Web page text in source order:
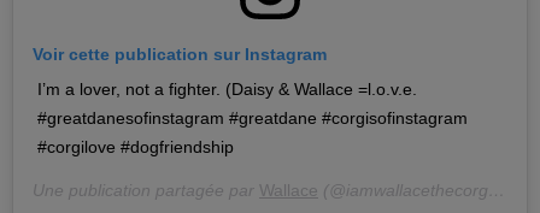
Voir cette publication sur Instagram
I’m a lover, not a fighter. (Daisy & Wallace =l.o.v.e.
#greatdanesofinstagram #greatdane #corgisofinstagram
#corgilove #dogfriendship
Une publication partagée par Wallace (@iamwallacethecorgi) le